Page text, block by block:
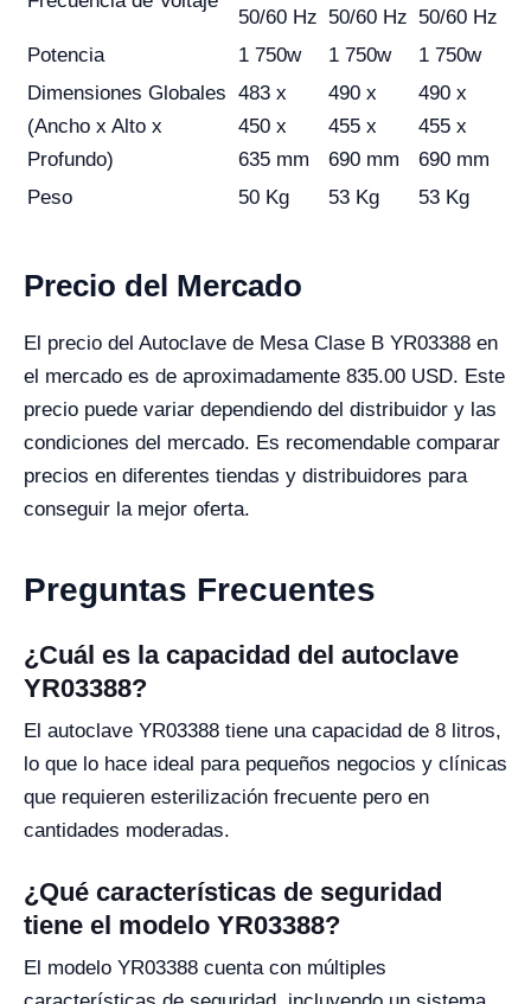
50/60 Hz 50/60 Hz 50/60 Hz
Potencia
1 750w 1 750w
1 750w
Dimensiones Globales
(Ancho x Alto x
Profundo)
483 x
450 x
635 mm
490 x
455 x
690 mm
490 x
455 x
690 mm
Peso
50 Kg 53 Kg 53 Kg
Precio del Mercado
El precio del Autoclave de Mesa Clase B YR03388 en
el mercado es de aproximadamente 835.00 USD. Este
precio puede variar dependiendo del distribuidor y las
condiciones del mercado. Es recomendable comparar
precios en diferentes tiendas y distribuidores para
conseguir la mejor oferta.
Preguntas Frecuentes
¿Cuál es la capacidad del autoclave
YR03388?
El autoclave YR03388 tiene una capacidad de 8 litros,
lo que lo hace ideal para pequeños negocios y clínicas
que requieren esterilización frecuente pero en
cantidades moderadas.
¿Qué características de seguridad
tiene el modelo YR03388?
El modelo YR03388 cuenta con múltiples